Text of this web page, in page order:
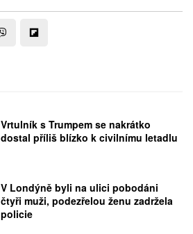
Vrtulník s Trumpem se nakrátko
dostal příliš blízko k civilnímu letadlu
V Londýně byli na ulici pobodáni
čtyři muži, podezřelou ženu zadržela
policie